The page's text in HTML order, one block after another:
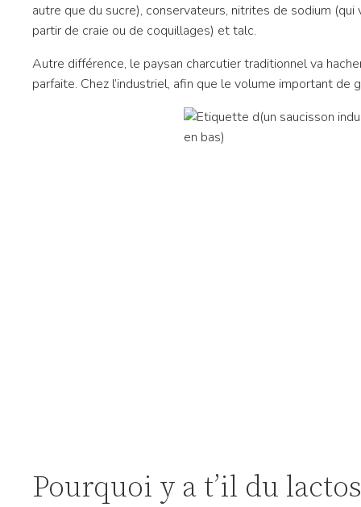
autre que du sucre), conservateurs, nitrites de sodium
partir de craie ou de coquillages) et talc.
Autre différence, le paysan charcutier traditionnel va
parfaite. Chez l’industriel, afin que le volume important
Pourquoi y a t’il du